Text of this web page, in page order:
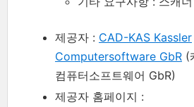
제공자 : CAD-KAS Kassler
Computersoftware GbR (
컴퓨터소프트웨어 GbR)
제공자 홈페이지 :